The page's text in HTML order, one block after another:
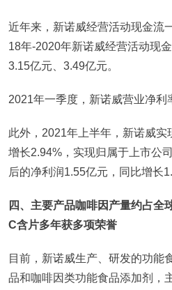
近年来，新诺威经营活动现金流
18年-2020年新诺威经营活动现
3.15亿元、3.49亿元。
2021年一季度，新诺威营业净利
此外，2021年上半年，新诺威实
增长2.94%，实现归属于上市公
后的净利润1.55亿元，同比增长
四、主要产品咖啡因产量约占全
C含片多年获多项荣誉
目前，新诺威生产、研发的功能
品和咖啡因类功能食品添加剂，